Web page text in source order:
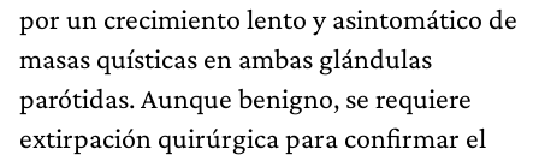
por un crecimiento lento y asintomático de
masas quísticas en ambas glándulas
parótidas. Aunque benigno, se requiere
extirpación quirúrgica para confirmar el